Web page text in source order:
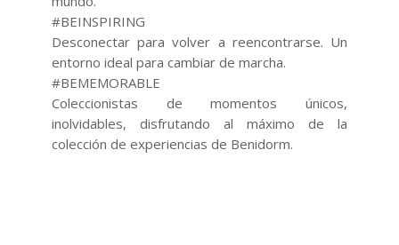
#BEINSPIRING
Desconectar para volver a reencontrarse. Un
entorno ideal para cambiar de marcha.
#BEMEMORABLE
Coleccionistas de momentos únicos,
inolvidables, disfrutando al máximo de la
colección de experiencias de Benidorm.